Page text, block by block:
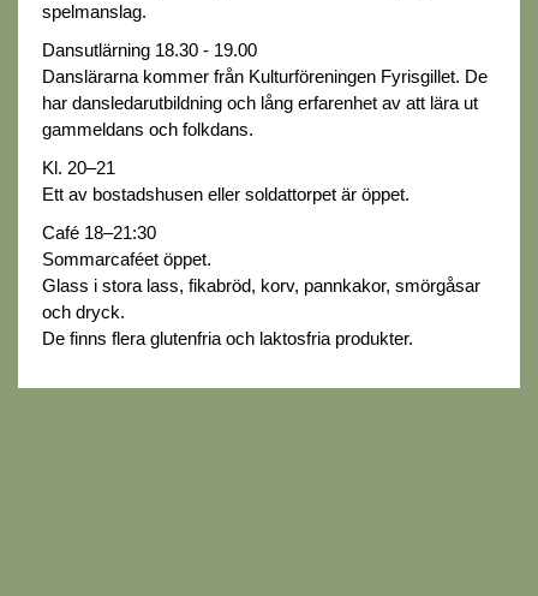
spelmanslag.
Dansutlärning 18.30 - 19.00
Danslärarna kommer från Kulturföreningen Fyrisgillet. De
har dansledarutbildning och lång erfarenhet av att lära ut
gammeldans och folkdans.
Kl. 20–21
Ett av bostadshusen eller soldattorpet är öppet.
Café 18–21:30
Sommarcaféet öppet.
Glass i stora lass, fikabröd, korv, pannkakor, smörgåsar
och dryck.
De finns flera glutenfria och laktosfria produkter.